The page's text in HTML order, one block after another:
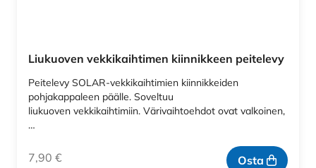
Liukuoven vekkikaihtimen kiinnikkeen peitelevy
Peitelevy SOLAR-vekkikaihtimien kiinnikkeiden
pohjakappaleen päälle. Soveltuu
liukuoven vekkikaihtimiin. Värivaihtoehdot ovat valkoinen,
…
7,90 € Osta